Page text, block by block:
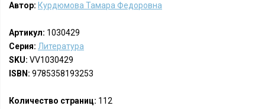
Автор: Курдюмова Тамара Федоровна
Артикул: 1030429
Серия: Литература
SKU: VV1030429
ISBN: 9785358193253
Количество страниц: 112